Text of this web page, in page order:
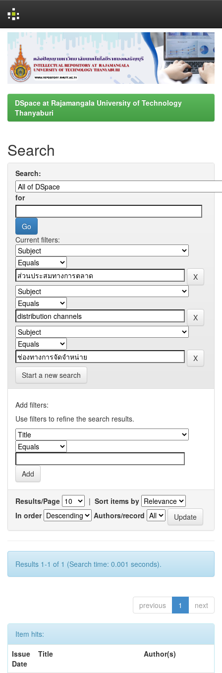
navigation
DSpace at Rajamangala University of Technology
Thanyaburi
Search
Search:
for
Current filters:
Start a new search
Add filters:
Use filters to refine the search results.
Results/Page | Sort items by
In order
Authors/record
Results 1-1 of 1 (Search time: 0.001 seconds).
previous 1 next
Item hits:
Issue
Date
Title Author(s)